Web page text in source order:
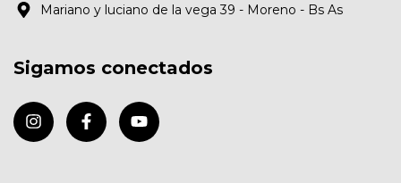
Mariano y luciano de la vega 39 - Moreno - Bs As
Sigamos conectados